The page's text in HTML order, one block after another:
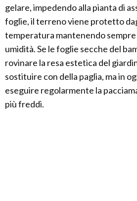
gelare, impedendo alla pianta di
foglie, il terreno viene protetto
temperatura mantenendo sempre
umidità. Se le foglie secche del
rovinare la resa estetica del
sostituire con della paglia, ma in
eseguire regolarmente la
più freddi.